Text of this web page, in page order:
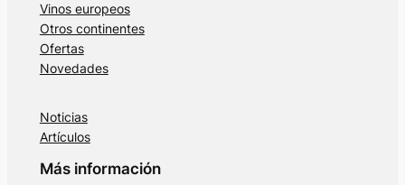
Vinos europeos
Otros continentes
Ofertas
Novedades
Noticias
Artículos
Más información